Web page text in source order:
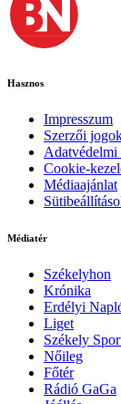
Hasznos
Impresszum
Szerzői
Adatvédelmi
Cookie-
Médiaajánlat
Médiatér
Székelyhon
Krónika
Erdélyi
Liget
Székely
Nőileg
Főtér
Rádió GaGa